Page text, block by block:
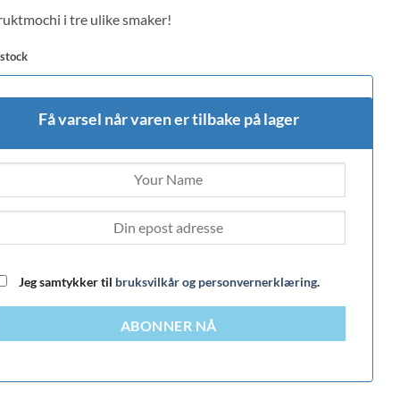
i tre ulike smaker!
Få varsel når varen er tilbake på lager
Jeg samtykker til bruksvilkår og personvernerklæring.
ABONNER NÅ